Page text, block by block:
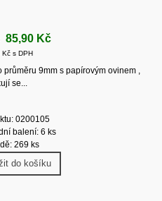
85,90 Kč
Kč s DPH
9mm s papírovým ovinem ,
se...
0200105
balení: 6 ks
269 ks
do košíku